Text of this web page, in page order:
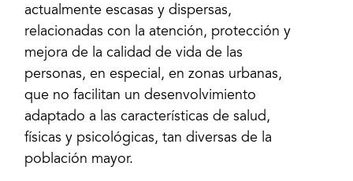
actualmente escasas y dispersas,
relacionadas con la atención, protección y
mejora de la calidad de vida de las
personas, en especial, en zonas urbanas,
que no facilitan un desenvolvimiento
adaptado a las características de salud,
físicas y psicológicas, tan diversas de la
población mayor.